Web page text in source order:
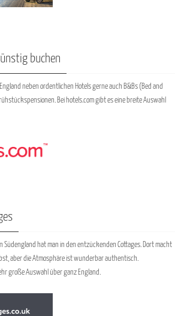
buchen
neben ordentlichen Hotels gerne auch B&Bs (Bed and
Bei hotels.com gibt es eine breite Auswahl
Südengland hat man in den entzückenden Cottages. Dort macht
aber die Atmosphäre ist wunderbar authentisch.
große Auswahl über ganz England.